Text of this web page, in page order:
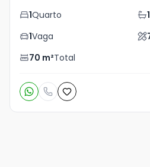
1Quarto 1
1Vaga
70 m²Total